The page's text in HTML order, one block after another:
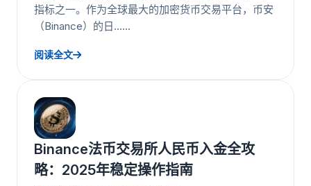
指标之一。作为全球最大的加密货币交易平台，币安
（Binance）的日……
阅读全文
Binance法币交易所人民币入金全攻
略：2025年稳定操作指南